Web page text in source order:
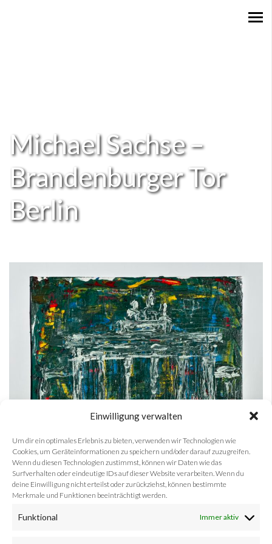
Einwilligung verwalten
Um dir ein optimales Erlebnis zu bieten, verwenden wir Technologien wie
Cookies, um Geräteinformationen zu speichern und/oder darauf zuzugreifen.
Wenn du diesen Technologien zustimmst, können wir Daten wie das
Surfverhalten oder eindeutige IDs auf dieser Website verarbeiten. Wenn du
deine Einwilligung nicht erteilst oder zurückziehst, können bestimmte
Merkmale und Funktionen beeinträchtigt werden.
Funktional Immer aktiv
Michael Sachse –
Brandenburger Tor
Berlin